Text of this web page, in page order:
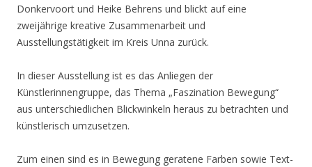
Donkervoort und Heike Behrens und blickt auf eine
zweijährige kreative Zusammenarbeit und
Ausstellungstätigkeit im Kreis Unna zurück.
In dieser Ausstellung ist es das Anliegen der
Künstlerinnengruppe, das Thema „Faszination Bewegung“
aus unterschiedlichen Blickwinkeln heraus zu betrachten und
künstlerisch umzusetzen.
Zum einen sind es in Bewegung geratene Farben sowie Text-